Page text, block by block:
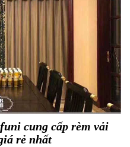
cung cấp rèm vải
rẻ nhất